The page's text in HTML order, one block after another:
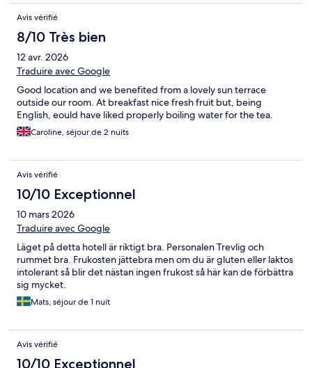
Avis vérifié
8/10 Très bien
12 avr. 2026
Traduire avec Google
Good location and we benefited from a lovely sun terrace
outside our room. At breakfast nice fresh fruit but, being
English, eould have liked properly boiling water for the tea.
Caroline, séjour de 2 nuits
Avis vérifié
10/10 Exceptionnel
10 mars 2026
Traduire avec Google
Läget på detta hotell är riktigt bra. Personalen Trevlig och
rummet bra. Frukosten jättebra men om du är gluten eller laktos
intolerant så blir det nästan ingen frukost så här kan de förbättra
sig mycket.
Mats, séjour de 1 nuit
Avis vérifié
10/10 Exceptionnel